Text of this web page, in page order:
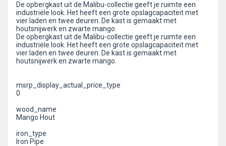
De opbergkast uit de Malibu-collectie geeft je ruimte een
industriële look. Het heeft een grote opslagcapaciteit met
vier laden en twee deuren. De kast is gemaakt met
houtsnijwerk en zwarte mango.
De opbergkast uit de Malibu-collectie geeft je ruimte een
industriële look. Het heeft een grote opslagcapaciteit met
vier laden en twee deuren. De kast is gemaakt met
houtsnijwerk en zwarte mango.
msrp_display_actual_price_type
0
wood_name
Mango Hout
iron_type
Iron Pipe